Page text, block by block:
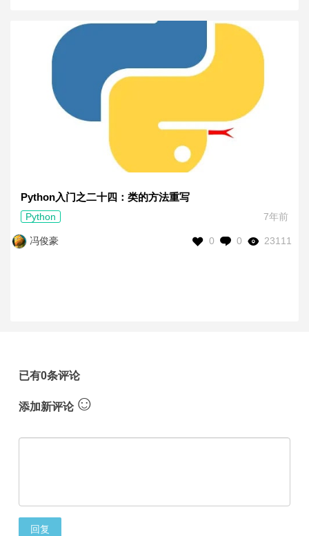
Python入门之二十四：类的方法重写
Python 7年前
冯俊豪 23111
0
0
已有0条评论
添加新评论☺
回复